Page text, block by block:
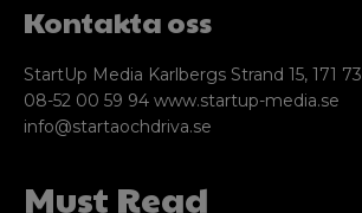
Kontakta oss
StartUp Media Karlbergs Strand 15, 171
08-52 00 59 94 www.startup-media.se
info@startaochdriva.se
Must Read